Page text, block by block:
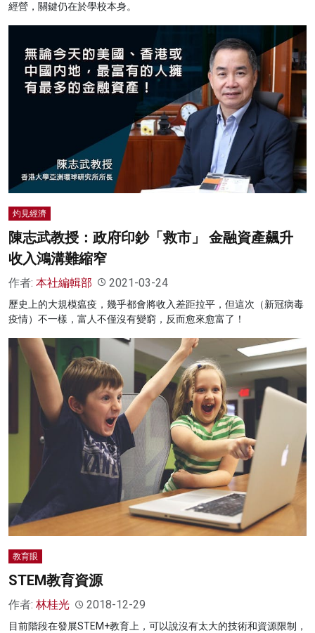
經營，關鍵仍在於學校本身。
灼見經濟
陳志武教授：政府印鈔「救市」 金融資產飆升
收入鴻溝難縮窄
作者: 本社編輯部 2021-03-24
歷史上的大規模瘟疫，幾乎都會將收入差距拉平，但這次（新冠病毒
疫情）不一樣，富人不僅沒有變窮，反而愈來愈富了！
教育眼
STEM教育資源
作者: 林桂光 2018-12-29
目前階段在發展STEM+教育上，可以說沒有太大的技術和資源限制，